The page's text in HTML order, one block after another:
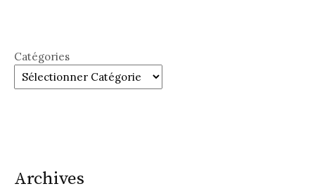
Catégories
Archives